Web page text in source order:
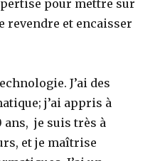
pour mettre sur
revendre et encaisser
J’ai des
j’ai appris à
ans, je suis très à
et je maîtrise